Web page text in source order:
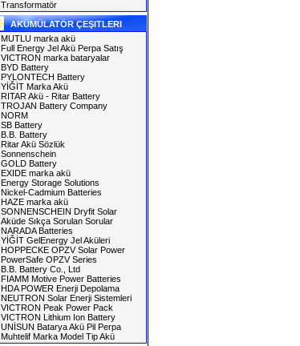
Transformatör
AKÜMÜLATÖR ÇEŞITLERI
MUTLU marka akü
Full Energy Jel Akü Perpa Satış
VICTRON marka bataryalar
BYD Battery
PYLONTECH Battery
YİĞİT Marka Akü
RITAR Akü - Ritar Battery
TROJAN Battery Company
NORM
SB Battery
B.B. Battery
Ritar Akü Sözlük
Sonnenschein
GOLD Battery
EXIDE marka akü
Energy Storage Solutions
Nickel-Cadmium Batteries
HAZE marka akü
SONNENSCHEIN Dryfit Solar
Aküde Sıkça Sorulan Sorular
NARADA Batteries
YİĞİT GelEnergy Jel Aküleri
HOPPECKE OPZV Solar Power
PowerSafe OPZV Series
B.B. Battery Co., Ltd
FIAMM Motive Power Batteries
HDA POWER Enerji Depolama
NEUTRON Solar Enerji Sistemleri
VICTRON Peak Power Pack
VICTRON Lithium Ion Battery
UNİSUN Batarya Akü Pil Perpa
Muhtelif Marka Model Tip Akü